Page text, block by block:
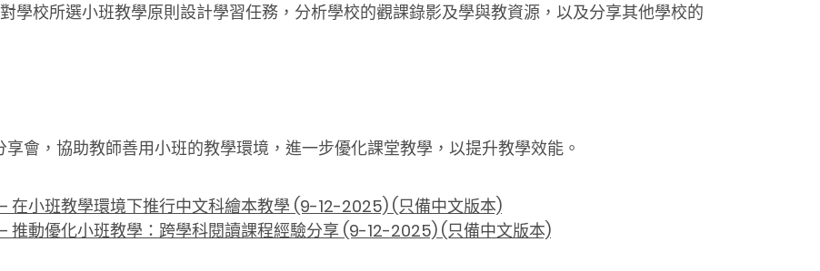
學校所選小班教學原則設計學習任務，分析學校的觀課錄影及學與教資源，以及分享其他學校的
會，協助教師善用小班的教學環境，進一步優化課堂教學，以提升教學效能。
在小班教學環境下推行中文科繪本教學 (9-12-2025) (只備中文版本)
推動優化小班教學：跨學科閱讀課程經驗分享 (9-12-2025) (只備中文版本)